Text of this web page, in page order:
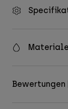
Bewertungen